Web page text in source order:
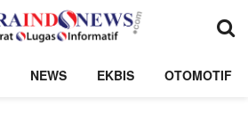
NEWS EKBIS OTOMOTIF